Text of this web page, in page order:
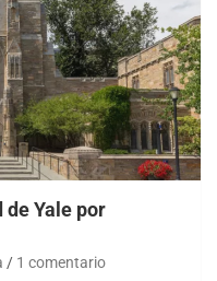
de Yale por
1 comentario